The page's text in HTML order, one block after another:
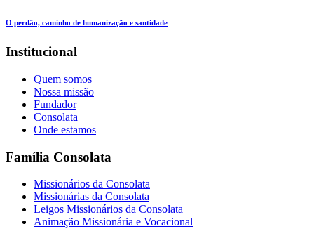
O perdão, caminho de humanização e santidade
Institucional
Quem somos
Nossa missão
Fundador
Consolata
Onde estamos
Família Consolata
Missionários da Consolata
Missionárias da Consolata
Leigos Missionários da Consolata
Animação Missionária e Vocacional